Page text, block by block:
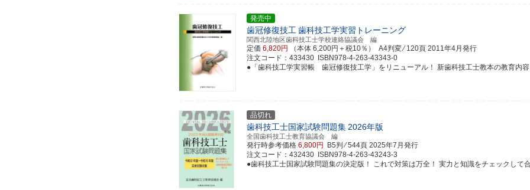
発売中
歯冠修復技工歯科技工学実習トレーニング
関西北陸地区歯科技工士学校連絡協議会 編
定価 6,820円 （本体 6,200円＋税10％） A4判変 ⁄ 120頁 2011年4月発行
注文コード：433430 ISBN978-4-263-43343-0
●「歯科技工学実習帳 歯冠修復技工学」をリニューアル！ 新歯科技工士教本の教育内
品切れ
歯科技工士国家試験問題集2026年版
全国歯科技工士教育協議会 編
発行時参考価格 6,800円 B5判 ⁄ 544頁 2025年7月発行
注文コード：432430 ISBN978-4-263-43243-3
●歯科技工士国家試験問題集の決定版！ これで対策は万全！ 実力と知識をチェックして